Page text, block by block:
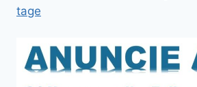
tage